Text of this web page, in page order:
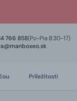
766 858(Po-Pia 8:30-17)
Príležitosti